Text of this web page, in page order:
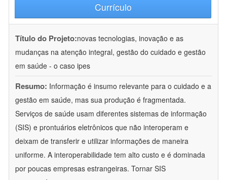
Currículo
Título do Projeto:novas tecnologias, inovação e as
mudanças na atenção integral, gestão do cuidado e gestão
em saúde - o caso ipes
Resumo: Informação é insumo relevante para o cuidado e a
gestão em saúde, mas sua produção é fragmentada.
Serviços de saúde usam diferentes sistemas de informação
(SIS) e prontuários eletrônicos que não interoperam e
deixam de transferir e utilizar informações de maneira
uniforme. A interoperabilidade tem alto custo e é dominada
por poucas empresas estrangeiras. Tornar SIS